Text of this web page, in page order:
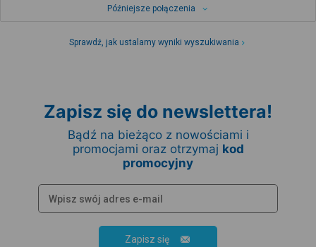
Późniejsze połączenia
Sprawdź, jak ustalamy wyniki wyszukiwania
Zapisz się do newslettera!
Bądź na bieżąco z nowościami i
promocjami oraz otrzymaj kod
promocyjny
Zapisz się